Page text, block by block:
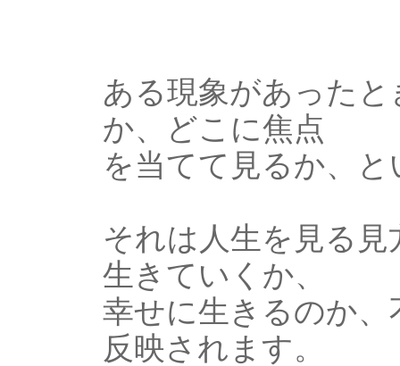
ある現象があった
か、どこに焦点
を当てて見るか、
それは人生を見る
生きていくか、
幸せに生きるのか
反映されます。